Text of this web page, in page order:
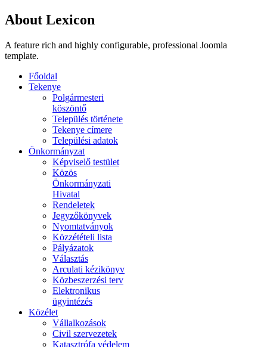
About Lexicon
A feature rich and highly configurable, professional Joomla
template.
Főoldal
Tekenye
Polgármesteri
köszöntő
Település története
Tekenye címere
Települési adatok
Önkormányzat
Képviselő testület
Közös
Önkormányzati
Hivatal
Rendeletek
Jegyzőkönyvek
Nyomtatványok
Közzétételi lista
Pályázatok
Választás
Arculati kézikönyv
Közbeszerzési terv
Elektronikus
ügyintézés
Közélet
Vállalkozások
Civil szervezetek
Katasztrófa védelem